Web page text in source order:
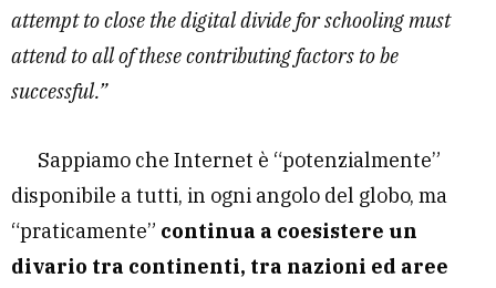
attempt to close the digital divide for schooling must
attend to all of these contributing factors to be
successful.”
Sappiamo che Internet è “potenzialmente”
disponibile a tutti, in ogni angolo del globo, ma
“praticamente” continua a coesistere un
divario tra continenti, tra nazioni ed aree